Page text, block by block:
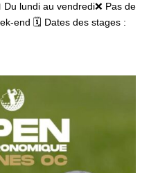
lundi au vendredi❌ Pas de
end 🗓️ Dates des stages :